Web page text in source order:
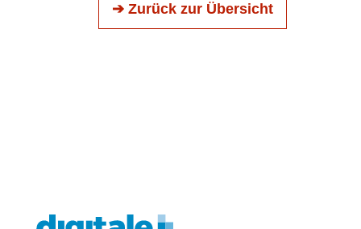
➔ Zurück zur Übersicht